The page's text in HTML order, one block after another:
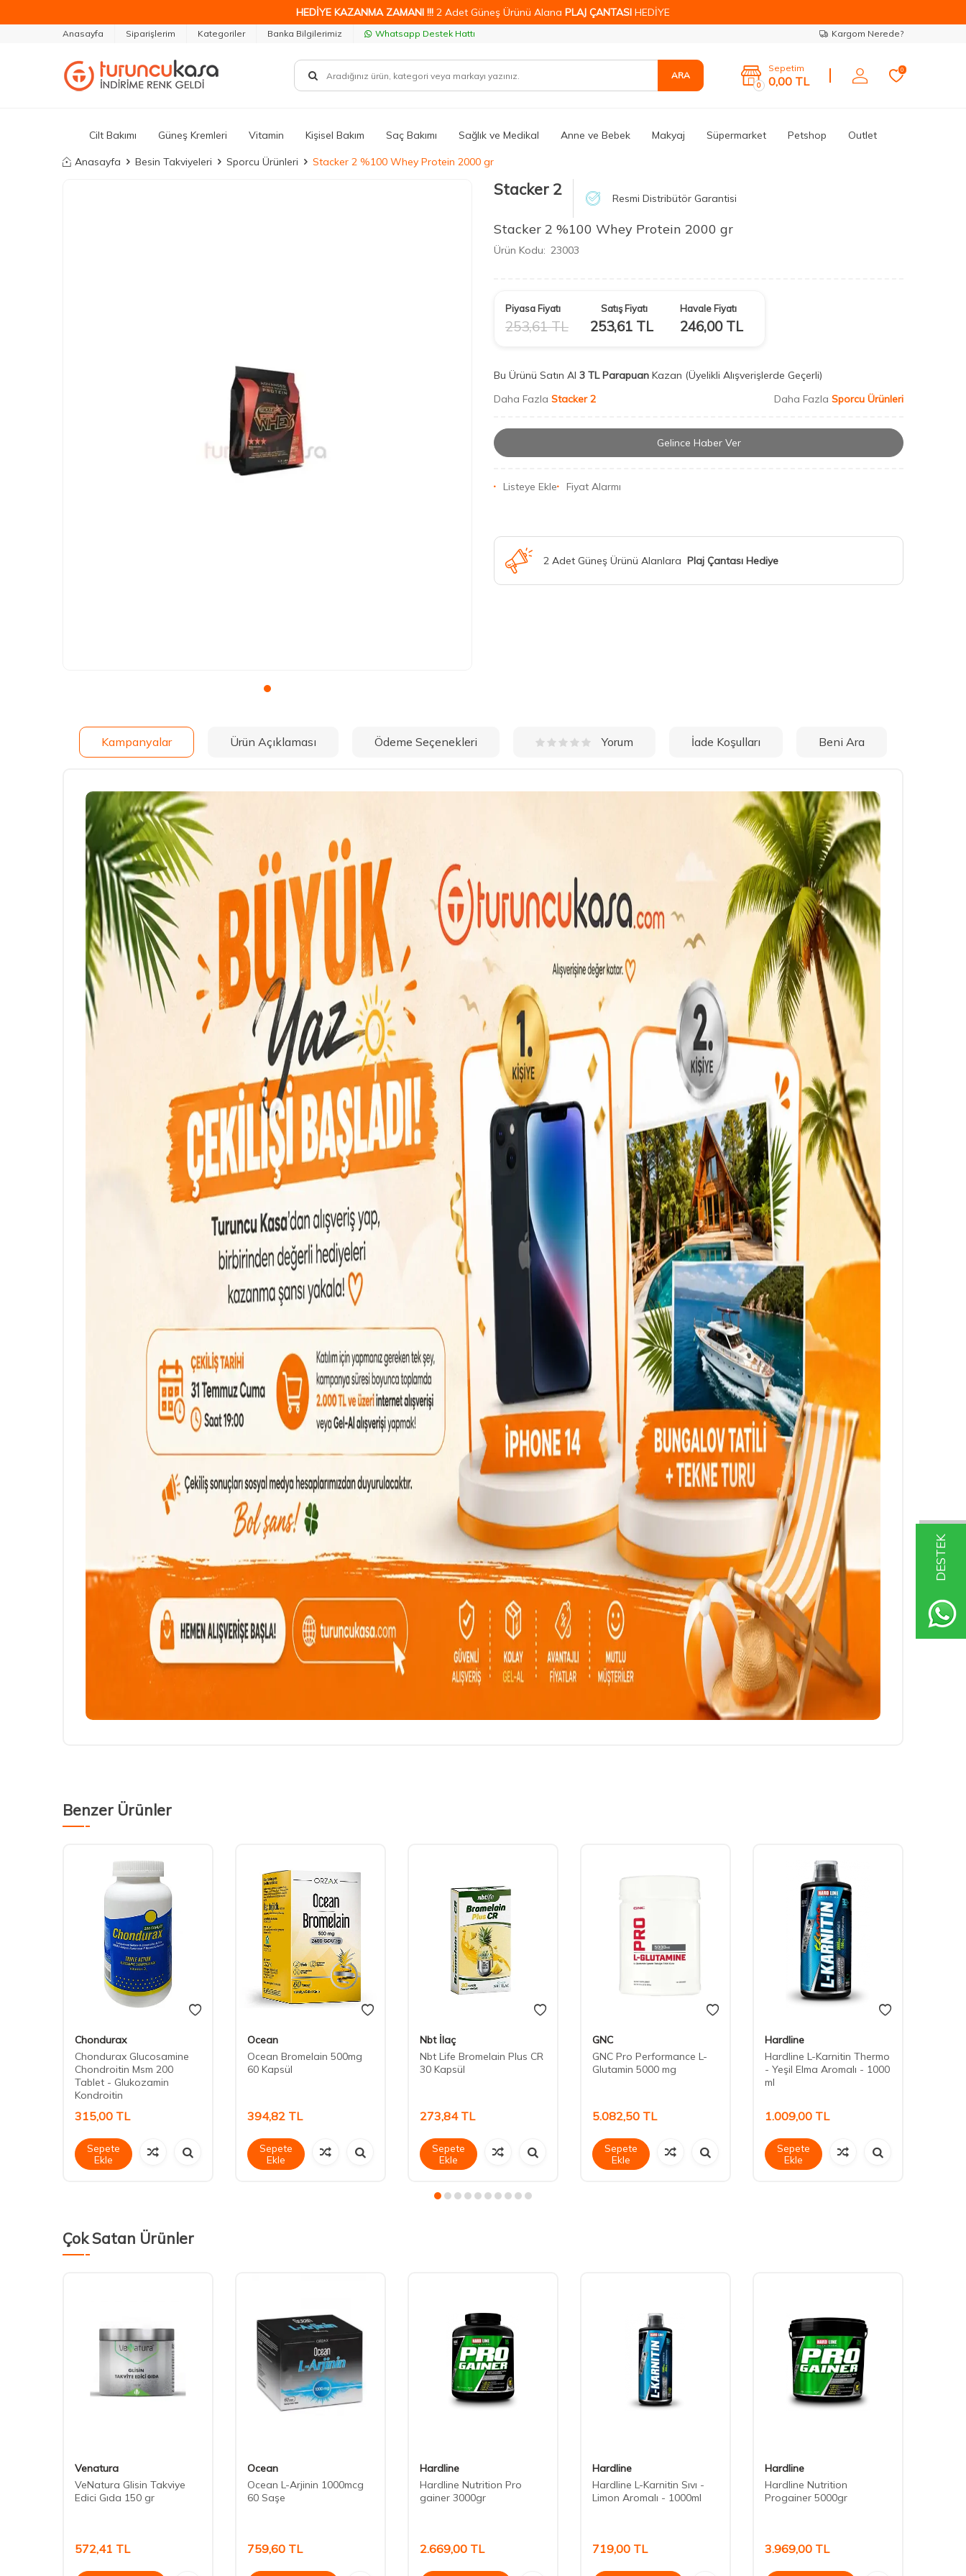
DESTEK
HEDİYE KAZANMA ZAMANI !!! 2 Adet Güneş Ürünü Alana PLAJ ÇANTASI HEDİYE
Anasayfa Siparişlerim Kategoriler Banka Bilgilerimiz Whatsapp Destek Hattı Kargom Nerede?
ARA
0
Sepetim
0,00 TL
0
Cilt Bakımı Güneş Kremleri Vitamin Kişisel Bakım Saç Bakımı Sağlık ve Medikal Anne ve Bebek Makyaj Süpermarket Petshop Outlet
Anasayfa Besin Takviyeleri Sporcu Ürünleri Stacker 2 %100 Whey Protein 2000 gr
Stacker 2 Resmi Distribütör Garantisi
Stacker 2 %100 Whey Protein 2000 gr
Ürün Kodu: 23003
Piyasa Fiyatı
253,61TL
Satış Fiyatı
253,61 TL
Havale Fiyatı
246,00TL
Bu Ürünü Satın Al 3 TL Parapuan Kazan (Üyelikli Alışverişlerde Geçerli)
Daha Fazla Stacker 2 Daha Fazla Sporcu Ürünleri
Gelince Haber Ver
Listeye Ekle Fiyat Alarmı
2 Adet Güneş Ürünü Alanlara Plaj Çantası Hediye
Kampanyalar Ürün Açıklaması Ödeme Seçenekleri Yorum İade Koşulları Beni Ara
Benzer Ürünler
Chondurax
Chondurax Glucosamine
Chondroitin Msm 200
Tablet - Glukozamin
Kondroitin
315,00 TL
Sepete
Ekle
Ocean
Ocean Bromelain 500mg
60 Kapsül
394,82 TL
Sepete
Ekle
Nbt İlaç
Nbt Life Bromelain Plus CR
30 Kapsül
273,84TL
Sepete
Ekle
GNC
GNC Pro Performance L-
Glutamin 5000 mg
5.082,50 TL
Sepete
Ekle
Hardline
Hardline L-Karnitin Thermo
- Yeşil Elma Aromalı - 1000
ml
1.009,00 TL
Sepete
Ekle
Çok Satan Ürünler
Venatura
VeNatura Glisin Takviye
Edici Gıda 150 gr
572,41 TL
Ocean
Ocean L-Arjinin 1000mcg
60 Saşe
759,60 TL
Hardline
Hardline Nutrition Pro
gainer 3000gr
2.669,00 TL
Hardline
Hardline L-Karnitin Sıvı -
Limon Aromalı - 1000ml
719,00 TL
Hardline
Hardline Nutrition
Progainer 5000gr
3.969,00 TL